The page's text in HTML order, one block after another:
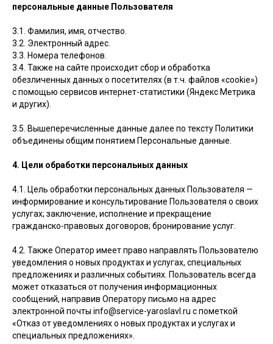
персональные данные Пользователя
3.1. Фамилия, имя, отчество.
3.2. Электронный адрес.
3.3. Номера телефонов.
3.4. Также на сайте происходит сбор и обработка
обезличенных данных о посетителях (в т.ч. файлов «cookie»)
с помощью сервисов интернет-статистики (Яндекс Метрика
и других).
3.5. Вышеперечисленные данные далее по тексту Политики
объединены общим понятием Персональные данные.
4. Цели обработки персональных данных
4.1. Цель обработки персональных данных Пользователя —
информирование и консультирование Пользователя о своих
услугах; заключение, исполнение и прекращение
гражданско-правовых договоров; бронирование услуг.
4.2. Также Оператор имеет право направлять Пользователю
уведомления о новых продуктах и услугах, специальных
предложениях и различных событиях. Пользователь всегда
может отказаться от получения информационных
сообщений, направив Оператору письмо на адрес
электронной почты info@service-yaroslavl.ru с пометкой
«Отказ от уведомлениях о новых продуктах и услугах и
специальных предложениях».